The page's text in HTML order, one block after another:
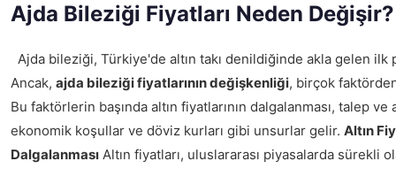
Ajda Bileziği Fiyatları Neden Değişir?
Ajda bileziği, Türkiye'de altın takı denildiğinde akla gelen ilk
Ancak, ajda bileziği fiyatlarının değişkenliği, birçok
Bu faktörlerin başında altın fiyatlarının dalgalanması, talep
ekonomik koşullar ve döviz kurları gibi unsurlar gelir. Altın
Dalgalanması Altın fiyatları, uluslararası piyasalarda sürekli